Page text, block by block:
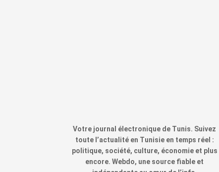
Votre journal électronique de Tunis. Suivez
toute l’actualité en Tunisie en temps réel :
politique, société, culture, économie et plus
encore. Webdo, une source fiable et